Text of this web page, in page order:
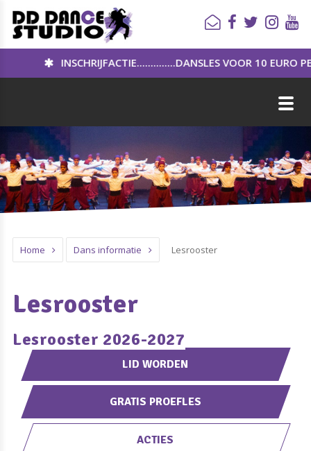
VOOR 10 EURO PER MAAND!!
Home Dans informatie Lesrooster
Lesrooster
Lesrooster 2026-2027
LID WORDEN
GRATIS PROEFLES
ACTIES